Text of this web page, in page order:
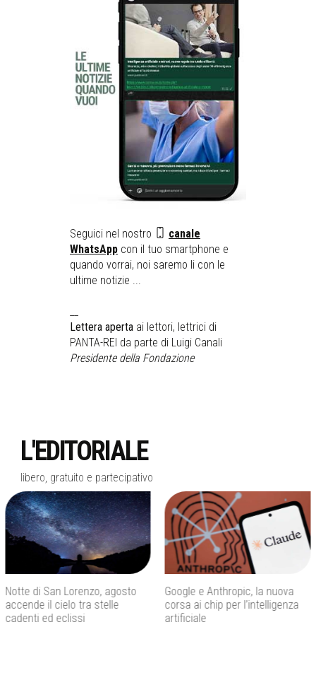
Seguici nel nostro
canale
WhatsApp con il tuo smartphone e
quando vorrai, noi saremo li con le
ultime notizie ...
Lettera aperta ai lettori, lettrici di
PANTA-REI da parte di Luigi Canali
Presidente della Fondazione
L'EDITORIALE
libero, gratuito e partecipativo
Google e Anthropic, la nuova
corsa ai chip per l’intelligenza
artificiale
Phest 2026 a Monopoli,
fotografia e arte guardano al
futuro